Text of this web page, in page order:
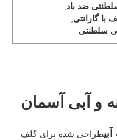
ضد باد
با گارانتی
سلطنتی
و آبی آسمان
طراحی شده برای گلف